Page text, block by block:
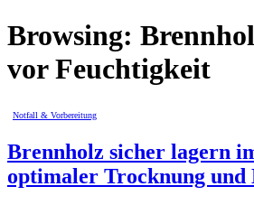
Browsing:
vor Feuchtigkeit
Notfall & Vorbereitung
Brennholz sicher lagern
optimaler Trocknung und